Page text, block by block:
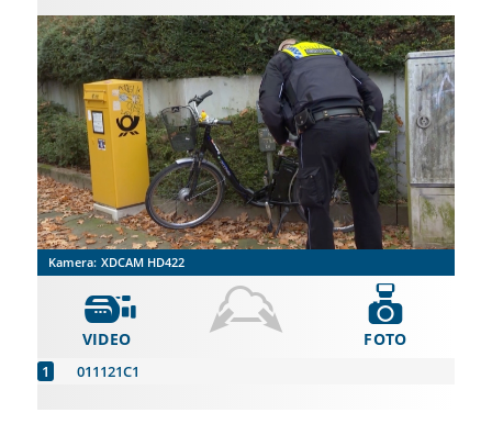
Kamera: XDCAM HD422
VIDEO
011121C1
FOTO